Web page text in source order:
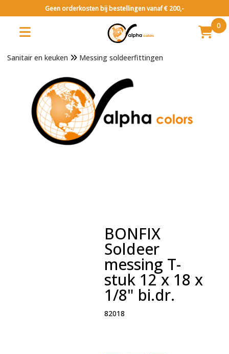
Geen orderkosten bij bestellingen vanaf € 200,-
0
Sanitair en keuken Messing soldeerfittingen
BONFIX
Soldeer
messing T-
stuk 12 x 18 x
1/8" bi.dr.
82018